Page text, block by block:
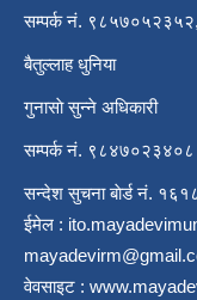
सम्पर्क नं.
बैतुल्लाह धुनिया
गुनासाे सुन्ने अधिकारी
सम्पर्क नं. ९८४७०२३४०८
सन्देश सुचना बाेर्ड नं.
ईमेल :
वेवसाइट :